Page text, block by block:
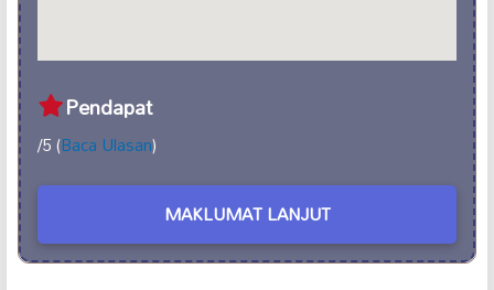
Pendapat
/5 (Baca Ulasan)
MAKLUMAT LANJUT